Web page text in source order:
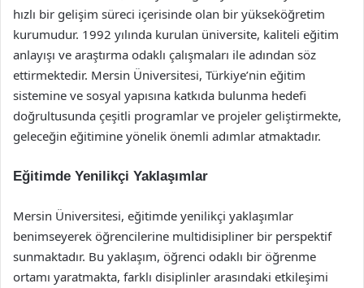
hızlı bir gelişim süreci içerisinde olan bir yükseköğretim
kurumudur. 1992 yılında kurulan üniversite, kaliteli eğitim
anlayışı ve araştırma odaklı çalışmaları ile adından söz
ettirmektedir. Mersin Üniversitesi, Türkiye’nin eğitim
sistemine ve sosyal yapısına katkıda bulunma hedefi
doğrultusunda çeşitli programlar ve projeler geliştirmekte,
geleceğin eğitimine yönelik önemli adımlar atmaktadır.
Eğitimde Yenilikçi Yaklaşımlar
Mersin Üniversitesi, eğitimde yenilikçi yaklaşımlar
benimseyerek öğrencilerine multidisipliner bir perspektif
sunmaktadır. Bu yaklaşım, öğrenci odaklı bir öğrenme
ortamı yaratmakta, farklı disiplinler arasındaki etkileşimi